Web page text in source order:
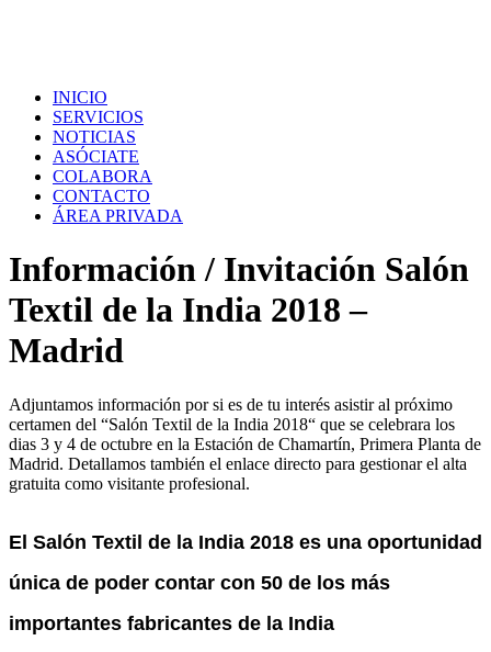
INICIO
SERVICIOS
NOTICIAS
ASÓCIATE
COLABORA
CONTACTO
ÁREA PRIVADA
Información / Invitación Salón
Textil de la India 2018 –
Madrid
Adjuntamos información por si es de tu interés asistir al próximo
certamen del “Salón Textil de la India 2018“ que se celebrara los
dias 3 y 4 de octubre en la Estación de Chamartín, Primera Planta de
Madrid. Detallamos también el enlace directo para gestionar el alta
gratuita como visitante profesional.
El Salón Textil de la India 2018 es una oportunidad
única de poder contar con 50 de los más
importantes fabricantes de la India